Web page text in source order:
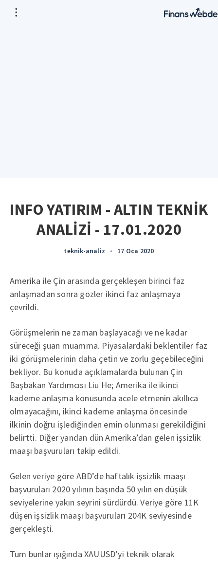
INFO YATIRIM - ALTIN TEKNİK
ANALİZİ - 17.01.2020
teknik-analiz • 17 Oca 2020
Amerika ile Çin arasında gerçekleşen birinci faz
anlaşmadan sonra gözler ikinci faz anlaşmaya
çevrildi.
Görüşmelerin ne zaman başlayacağı ve ne kadar
süreceği şuan muamma. Piyasalardaki beklentiler faz
iki görüşmelerinin daha çetin ve zorlu geçebileceğini
bekliyor. Bu konuda açıklamalarda bulunan Çin
Başbakan Yardımcısı Liu He; Amerika ile ikinci
kademe anlaşma konusunda acele etmenin akıllıca
olmayacağını, ikinci kademe anlaşma öncesinde
ilkinin doğru işlediğinden emin olunması gerekildiğini
belirtti. Diğer yandan dün Amerika’dan gelen işsizlik
maaşı başvuruları takip edildi.
Gelen veriye göre ABD’de haftalık işsizlik maaşı
başvuruları 2020 yılının başında 50 yılın en düşük
seviyelerine yakın seyrini sürdürdü. Veriye göre 11K
düşen işsizlik maaşı başvuruları 204K seviyesinde
gerçekleşti.
Tüm bunlar ışığında XAUUSD’yi teknik olarak